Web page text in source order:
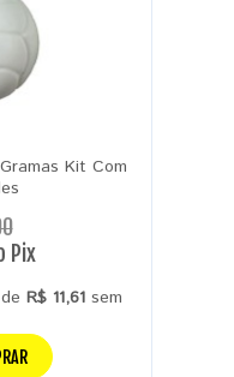
Kit Com
Pix
R$ 11,61 sem